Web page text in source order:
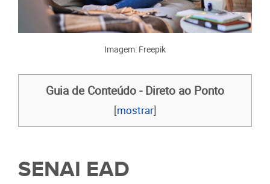
Imagem: Freepik
Guia de Conteúdo - Direto ao Ponto
[mostrar]
SENAI EAD